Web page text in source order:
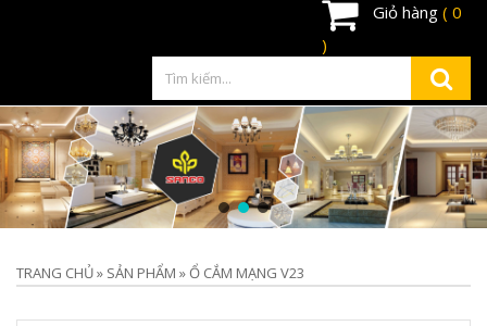
Giỏ hàng ( 0
)
TRANG CHỦ» SẢN PHẨM »Ổ CẮM MẠNG V23